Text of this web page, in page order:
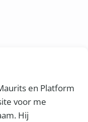
en Platform
voor me
Hij